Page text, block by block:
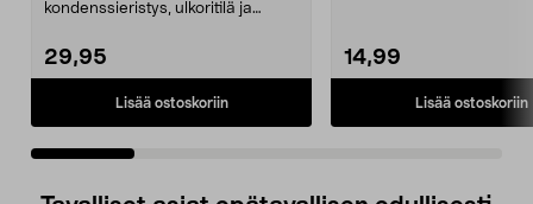
kondenssieristys, ulkoritilä ja
29,95
Lisää ostoskoriin
14,99
Lisää ostoskoriin